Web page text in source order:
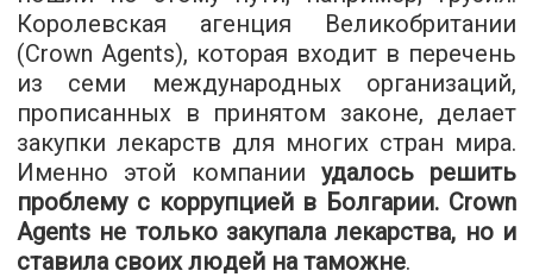
Королевская агенция Великобритании
(Crown Agents), которая входит в перечень
из семи международных организаций,
прописанных в принятом законе, делает
закупки лекарств для многих стран мира.
Именно этой компании удалось решить
проблему с коррупцией в Болгарии. Crown
Agents не только закупала лекарства, но и
ставила своих людей на таможне.